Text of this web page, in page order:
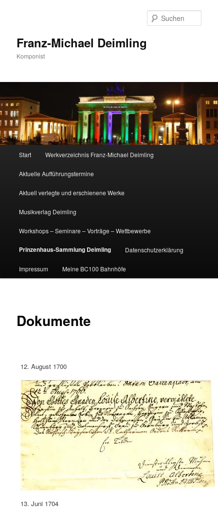
Franz-Michael Deimling
Komponist
Start Werkverzeichnis Franz-Michael Deimling
Aktuelle Aufführungstermine
Aktuell verlegte und erschienene Werke
Musikverlag Deimling
Workshops – Seminare – Vorträge – Wettbewerbe
Prinzenhaus-Sammlung Deimling Datenschutzerklärung
Impressum Meine BC100 Bahnhöfe
Dokumente
12. August 1700
13. Juni 1704